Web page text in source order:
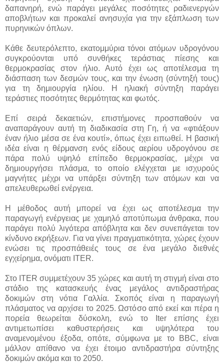
δαπανηρή, ενώ παράγει μεγάλες ποσότητες ραδιενεργών
αποβλήτων και προκαλεί ανησυχία για την εξάπλωση των
πυρηνικών όπλων.
Κάθε δευτερόλεπτο, εκατομμύρια τόνοι ατόμων υδρογόνου
συγκρούονται υπό συνθήκες τεράστιας πίεσης και
θερμοκρασίας στον ήλιο. Αυτό έχει ως αποτέλεσμα τη
διάσπαση των δεσμών τους, και την ένωση (σύντηξή τους)
για τη δημιουργία ηλίου. Η ηλιακή σύντηξη παράγει
τεράστιες ποσότητες θερμότητας και φωτός.
Επί σειρά δεκαετιών, επιστήμονες προσπαθούν να
αναπαράγουν αυτή τη διαδικασία στη Γη, ή να «φτιάξουν
έναν ήλιο μέσα σε ένα κουτί», όπως έχει ειπωθεί. Η βασική
ιδέα είναι η θέρμανση ενός είδους αερίου υδρογόνου σε
πάρα πολύ υψηλό επίπεδο θερμοκρασίας, μέχρι να
δημιουργήσει πλάσμα, το οποίο ελέγχεται με ισχυρούς
μαγνήτες μέχρι να υπάρξει σύντηξη των ατόμων και να
απελευθερωθεί ενέργεια.
Η μέθοδος αυτή μπορεί να έχει ως αποτέλεσμα την
παραγωγή ενέργειας με χαμηλό αποτύπωμα άνθρακα, που
παράγει πολύ λιγότερα απόβλητα και δεν συνεπάγεται τον
κίνδυνο εκρήξεων. Για να γίνει πραγματικότητα, χώρες έχουν
ενώσει τις προσπάθειές τους σε ένα μεγάλο διεθνές
εγχείρημα, ονόματι ITER.
Στο ITER συμμετέχουν 35 χώρες και αυτή τη στιγμή είναι στο
στάδιο της κατασκευής ένας μεγάλος αντιδραστήρας
δοκιμών στη νότια Γαλλία. Σκοπός είναι η παραγωγή
πλάσματος να αρχίσει το 2025. Ωστόσο από εκεί και πέρα η
πορεία θεωρείται δύσκολη, ενώ το Iter επίσης έχει
αντιμετωπίσει καθυστερήσεις και υψηλότερα του
αναμενομένου έξοδα, οπότε, σύμφωνα με το BBC, είναι
μάλλον απίθανο να έχει έτοιμο αντιδραστήρα σύντηξης
δοκιμών ακόμα και το 2050.